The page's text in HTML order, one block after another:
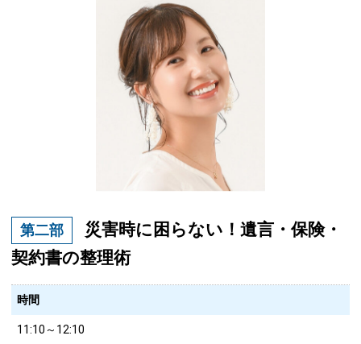
第二部
災害時に困らない！遺言・保険・
契約書の整理術
時間
11:10～12:10